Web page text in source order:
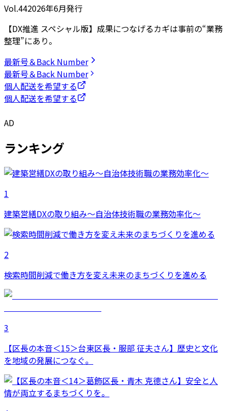
Vol.442026年6月発行
【DX推進 スペシャル版】成果につなげるカギは事前の“業務
整理”にあり。
最新号＆Back Number
最新号＆Back Number
個人配送を希望する
個人配送を希望する
AD
ランキング
1
建築営繕DXの取り組み～自治体技術職の業務効率化～
2
検索時間削減で働き方を変え未来のまちづくりを進める
3
【区長の本音＜15＞台東区長・服部 征夫さん】歴史と文化
を地域の発展につなぐ。